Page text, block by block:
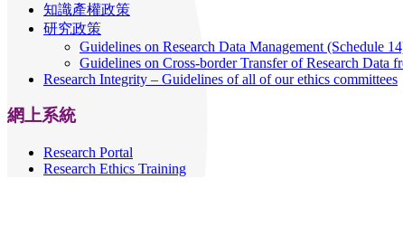
知識產權政策
研究政策
Guidelines on Research Data Management (Schedule
Guidelines on Cross-border Transfer of Research Data
Research Integrity – Guidelines of all of our ethics committees
網上系統
Research Portal
Research Ethics Training